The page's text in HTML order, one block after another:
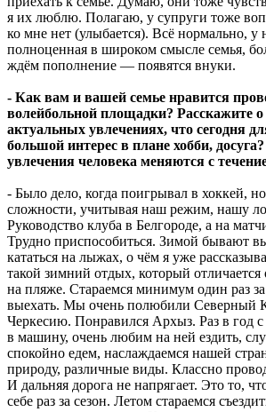
я их люблю. Полагаю, у супруги тоже
ко мне нет (улыбается). Всё нормально, у
полноценная в широком смысле семья,
ждём пополнение — появятся внуки.
- Как вам и вашей семье нравится
волейбольной площадки? Расскажите
актуальных увлечениях, что сегодня
большой интерес в плане хобби,
увлечения человека меняются с
- Было дело, когда поигрывал в хоккей,
сложности, учитывая наш режим, нашу
Руководство клуба в Белгороде, а на
Трудно приспособиться. Зимой бывают
кататься на лыжах, о чём я уже
такой зимний отдых, который отличается
на пляже. Стараемся минимум один раз
выехать. Мы очень полюбили Северный
Черкесию. Понравился Архыз. Раз в год с
в машину, очень любим на ней ездить,
спокойно едем, наслаждаемся нашей
природу, различные виды. Классно
И дальняя дорога не напрягает. Это то,
себе раз за сезон. Летом стараемся